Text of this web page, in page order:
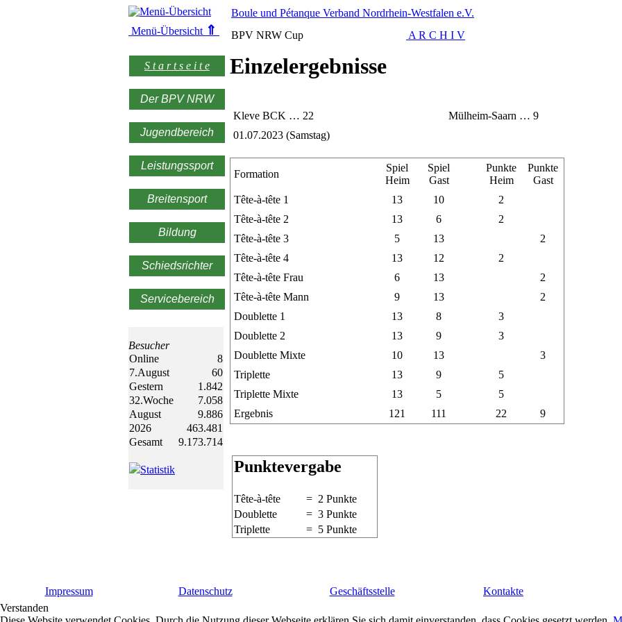
Menü-Übersicht ⇑
S t a r t s e i t e
Der BPV NRW
Jugendbereich
Leistungssport
Breitensport
Bildung
Schiedsrichter
Servicebereich
Besucher
Online
8
7.August
60
Gestern
1.842
32.Woche
7.058
August
9.886
2026
463.481
Gesamt
9.173.714
Statistik
Boule und Pétanque Verband Nordrhein-Westfalen e.V.
BPV NRW Cup
A R C H I V
Einzelergebnisse
Kleve BCK … 22
Mülheim-Saarn … 9
01.07.2023 (Samstag)
Formation
Spiel
Heim
Spiel
Gast
Punkte
Heim
Punkte
Gast
Tête-à-tête 1
13 10
2
Tête-à-tête 2
13 6
2
Tête-à-tête 3
5 13
2
Tête-à-tête 4
13 12
2
Tête-à-tête Frau
6 13
2
Tête-à-tête Mann
9 13
2
Doublette 1
13 8
3
Doublette 2
13 9
3
Doublette Mixte
10 13
3
Triplette
13 9
5
Triplette Mixte
13 5
5
Ergebnis
121 111 22 9
Punktevergabe
Tête-à-tête
= 2 Punkte
Doublette
= 3 Punkte
Triplette
= 5 Punkte
Impressum Datenschutz Geschäftsstelle
Kontakte
Verstanden